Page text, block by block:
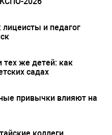
и педагог
тех же детей: как
садах
привычки влияют на